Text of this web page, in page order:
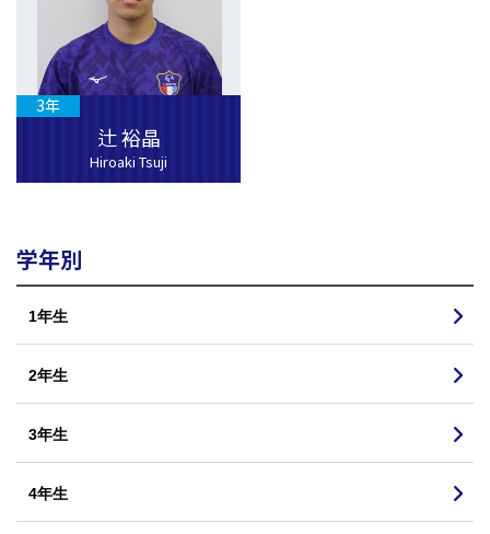
辻 裕晶
Hiroaki Tsuji
3年
学年別
1年生
2年生
3年生
4年生